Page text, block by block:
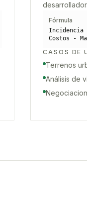
desarrollador.
Fórmula
Incidencia
Costos -
CASOS DE
Terrenos
Análisis de